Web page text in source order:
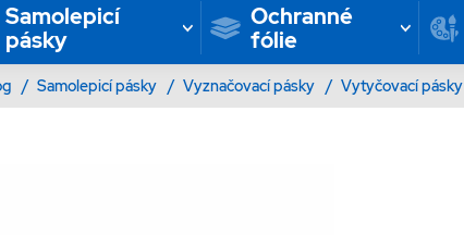
Samolepicí
pásky
Ochranné
fólie
/ Samolepicí pásky / Vyznačovací pásky / Vytyčovací pásky